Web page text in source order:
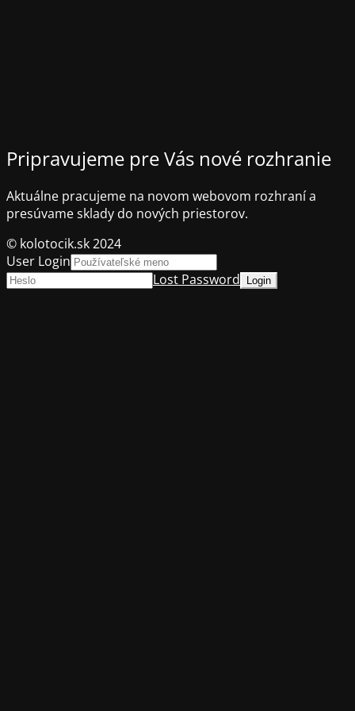
Pripravujeme pre Vás nové rozhranie
Aktuálne pracujeme na novom webovom rozhraní a
presúvame sklady do nových priestorov.
© kolotocik.sk 2024
User Login
Lost Password